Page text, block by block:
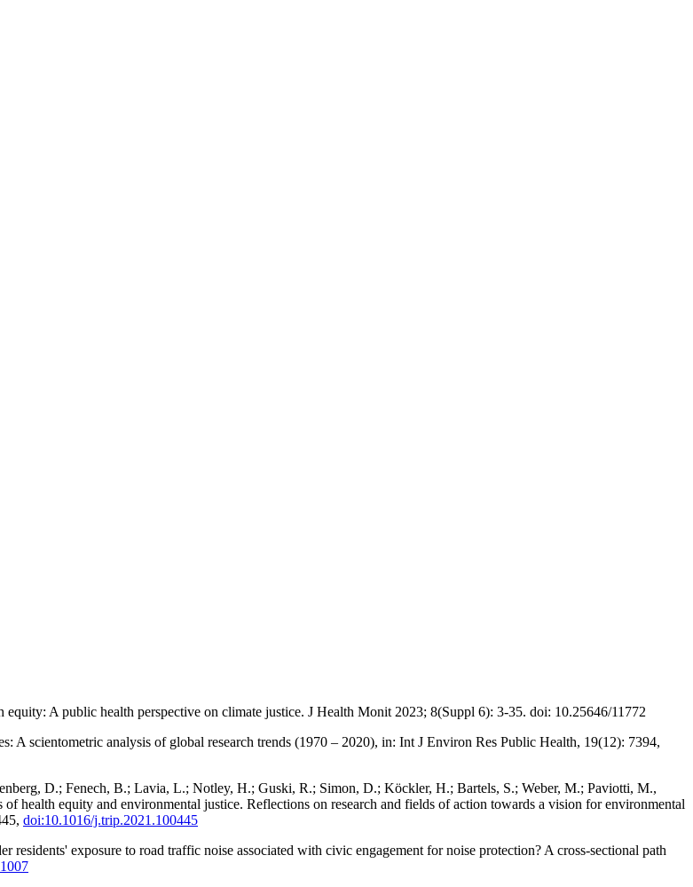
A public health perspective on climate justice. J Health Monit 2023; 8(Suppl 6): 3-35. doi: 10.25646/11772
A scientometric analysis of global research trends (1970 – 2020), in: Int J Environ Res Public Health, 19(12): 7394,
D.; Fenech, B.; Lavia, L.; Notley, H.; Guski, R.; Simon, D.; Köckler, H.; Bartels, S.; Weber, M.; Paviotti, M.,
health equity and environmental justice. Reflections on research and fields of action towards a vision for environmental
doi:10.1016/j.trip.2021.100445
residents' exposure to road traffic noise associated with civic engagement for noise protection? A cross-sectional path